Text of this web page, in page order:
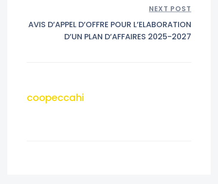
NEXT POST
AVIS D’APPEL D’OFFRE POUR L’ELABORATION
D’UN PLAN D’AFFAIRES 2025-2027
coopeccahi